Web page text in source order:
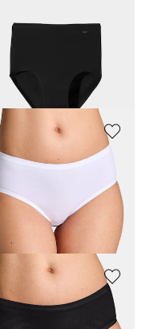
sans coutures
€33,95 €
prix sur 30 jours** : 27,16 €
lisse et confortable
€
prix sur 30 jours** : 15,60 €
lisse et confortable